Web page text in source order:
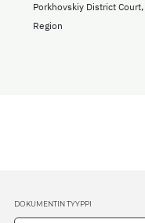
Porkhovskiy District
Region
DOKUMENTIN TYYPPI